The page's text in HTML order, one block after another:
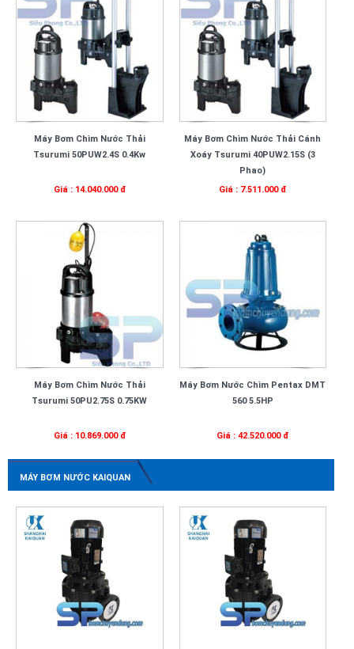
Máy Bơm Chìm Nước Thải
Tsurumi 50PUW2.4S 0.4Kw
Giá : 14.040.000 đ
Máy Bơm Chìm Nước Thải Cánh
Xoáy Tsurumi 40PUW2.15S (3
Phao)
Giá : 7.511.000 đ
Máy Bơm Chìm Nước Thải
Tsurumi 50PU2.75S 0.75KW
Giá : 10.869.000 đ
Máy Bơm Nước Chìm Pentax DMT
560 5.5HP
Giá : 42.520.000 đ
MÁY BƠM NƯỚC KAIQUAN